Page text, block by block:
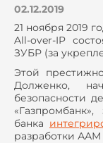
02.12.2019
21 ноября 2019
All-over-IP
ЗУБР (за
Этой
Долженко,
безопасности
банка
разработки ААМ